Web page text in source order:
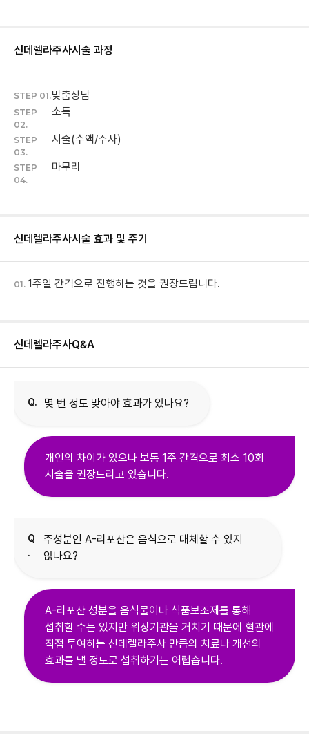
신데렐라주사시술 과정
STEP 01.맞춤상담
STEP
02.
소독
STEP
03.
시술(수액/주사)
STEP
04.
마무리
신데렐라주사시술 효과 및 주기
01. 1주일 간격으로 진행하는 것을 권장드립니다.
신데렐라주사Q&A
Q.
개인의 차이가 있으나 보통 1주 간격으로 최소 10회
시술을 권장드리고 있습니다.
Q
.
주성분인 A-리포산은 음식으로 대체할 수 있지
않나요?
A-리포산 성분을 음식물이나 식품보조제를 통해
섭취할 수는 있지만 위장기관을 거치기 때문에 혈관에
직접 투여하는 신데렐라주사 만큼의 치료나 개선의
효과를 낼 정도로 섭취하기는 어렵습니다.